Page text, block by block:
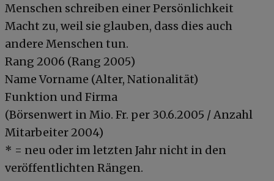
Menschen schreiben einer Persönlichkeit
Macht zu, weil sie glauben, dass dies auch
andere Menschen tun.
Rang 2006 (Rang 2005)
Name Vorname (Alter, Nationalität)
Funktion und Firma
(Börsenwert in Mio. Fr. per 30.6.2005 / Anzahl
Mitarbeiter 2004)
* = neu oder im letzten Jahr nicht in den
veröffentlichten Rängen.